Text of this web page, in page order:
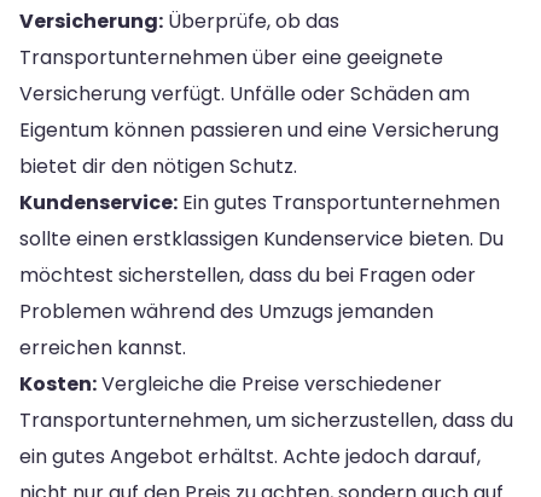
Versicherung: Überprüfe, ob das
Transportunternehmen über eine geeignete
Versicherung verfügt. Unfälle oder Schäden am
Eigentum können passieren und eine Versicherung
bietet dir den nötigen Schutz.
Kundenservice: Ein gutes Transportunternehmen
sollte einen erstklassigen Kundenservice bieten. Du
möchtest sicherstellen, dass du bei Fragen oder
Problemen während des Umzugs jemanden
erreichen kannst.
Kosten:Vergleiche die Preise verschiedener
Transportunternehmen, um sicherzustellen, dass du
ein gutes Angebot erhältst. Achte jedoch darauf,